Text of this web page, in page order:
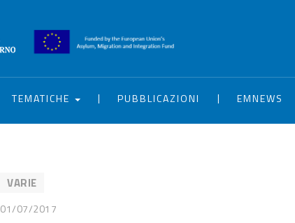
TEMATICHE | PUBBLICAZIONI | EMNEWS
VARIE
01/07/2017